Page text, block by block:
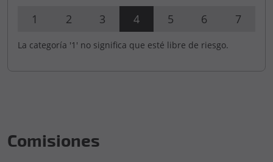
1 2 3 4 5 6 7
La categoría '1' no significa que esté libre de riesgo.
Comisiones